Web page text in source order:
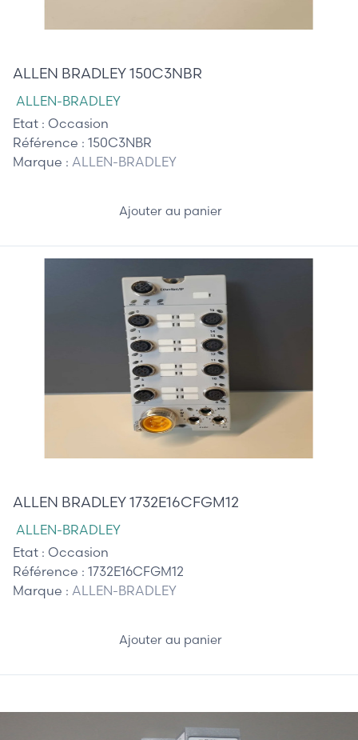
ALLEN BRADLEY 150C3NBR
ALLEN-BRADLEY
Etat : Occasion
Référence : 150C3NBR
Marque : ALLEN-BRADLEY
Ajouter au panier
ALLEN BRADLEY 1732E16CFGM12
ALLEN-BRADLEY
Etat : Occasion
Référence : 1732E16CFGM12
Marque : ALLEN-BRADLEY
Ajouter au panier